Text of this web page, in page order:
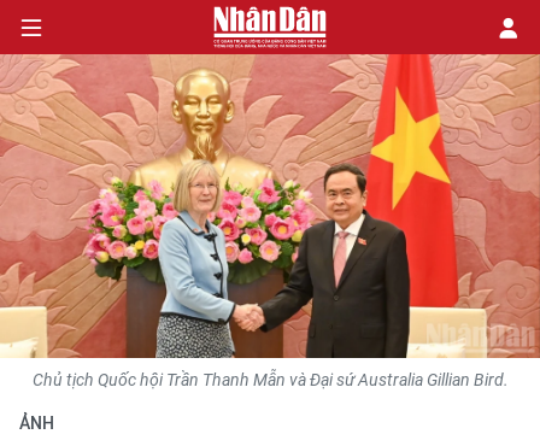
CHÍNH TRỊ
KINH TẾ
VĂN HÓA
XÃ HỘI
PHÁP LUẬT
Chủ tịch Quốc hội Trần Thanh Mẫn và Đại sứ Australia Gillian Bird.
ẢNH